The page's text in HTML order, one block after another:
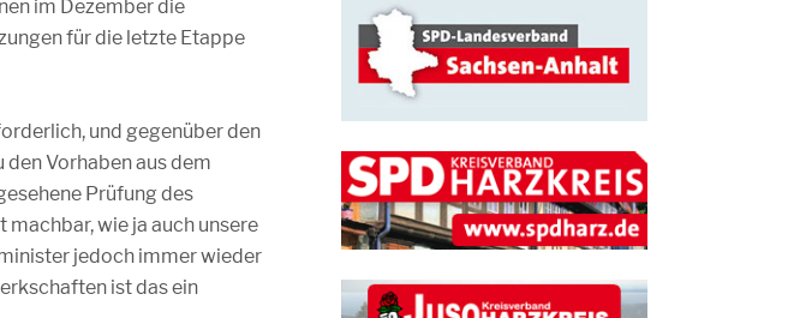
im Dezember die
für die letzte Etappe
und gegenüber den
Vorhaben aus dem
Prüfung des
wie ja auch unsere
jedoch immer wieder
ist das ein